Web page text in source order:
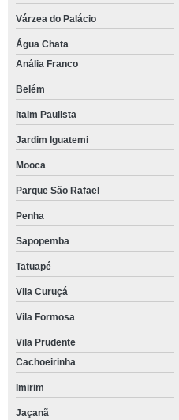
Várzea do Palácio
Água Chata
Anália Franco
Belém
Itaim Paulista
Jardim Iguatemi
Mooca
Parque São Rafael
Penha
Sapopemba
Tatuapé
Vila Curuçá
Vila Formosa
Vila Prudente
Cachoeirinha
Imirim
Jaçanã